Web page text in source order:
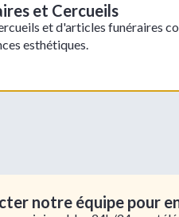
et Cercueils
et d'articles funéraires
esthétiques.
notre équipe pour